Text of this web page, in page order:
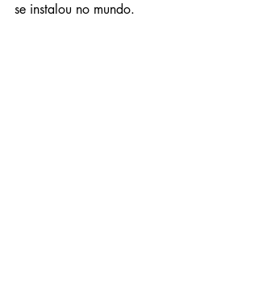
se instalou no mundo.